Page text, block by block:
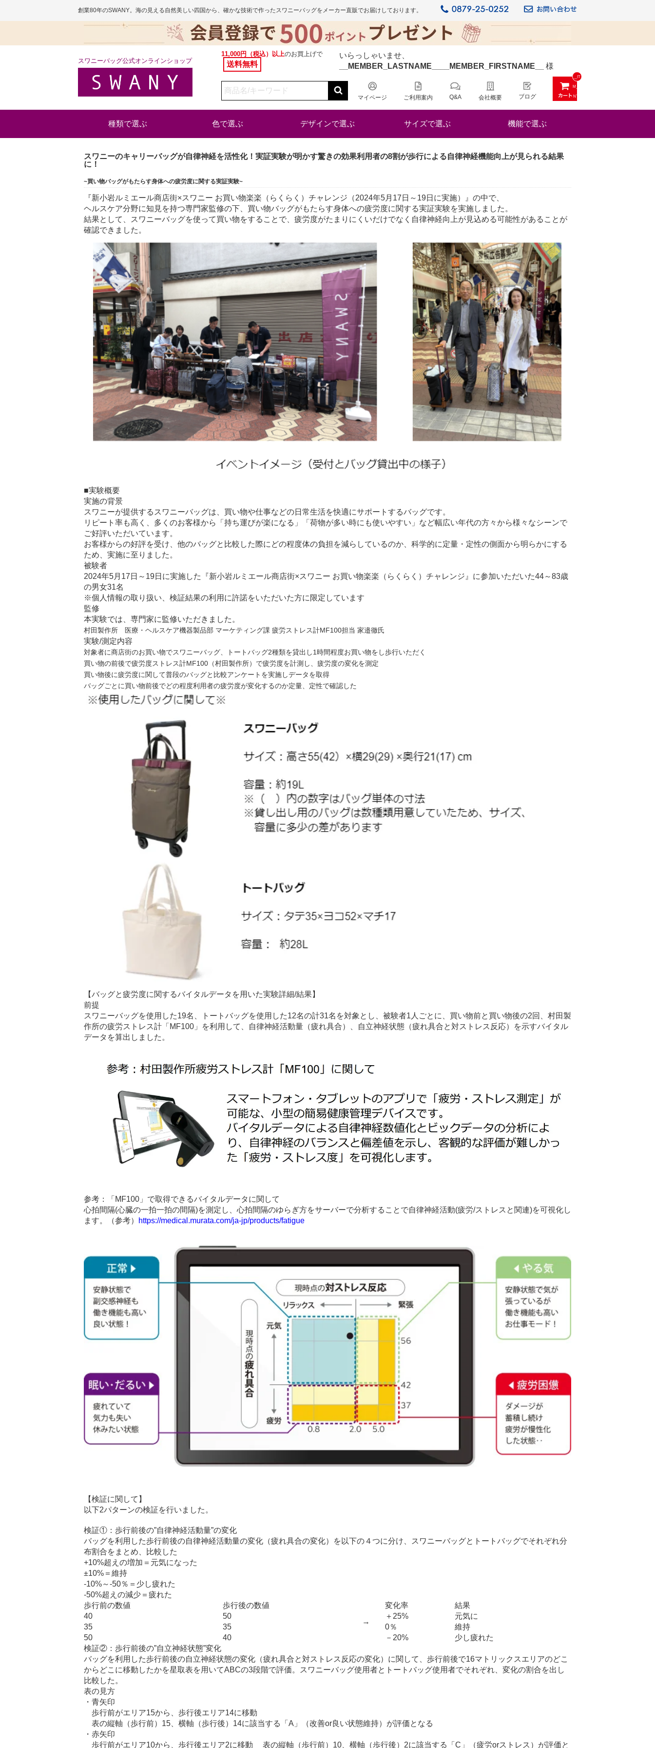
創業80年のSWANY。海の見える自然美しい四国から、確かな技術で作ったスワニーバッグをメーカー直販でお届けしております。
スワニーバッグ公式オンラインショップ
11,000円（税込）以上のお買上げで
送料無料
いらっしゃいませ、
__MEMBER_LASTNAME__
__MEMBER_FIRSTNAME__ 様
マイページ ご利用案内 Q&A 会社概要 ブログ
__IT
M_C
NT_
種類で選ぶ 色で選ぶ デザインで選ぶ サイズで選ぶ 機能で選ぶ
スワニーのキャリーバッグが自律神経を活性化！実証実験が明かす驚きの効果利用者の8割が歩行による自律神経機能向上が見られる結果
に！
~買い物バッグがもたらす身体への疲労度に関する実証実験~
『新小岩ルミエール商店街×スワニー お買い物楽楽（らくらく）チャレンジ（2024年5月17日～19日に実施）』の中で、
ヘルスケア分野に知見を持つ専門家監修の下、買い物バッグがもたらす身体への疲労度に関する実証実験を実施しました。
結果として、スワニーバッグを使って買い物をすることで、疲労度がたまりにくいだけでなく自律神経向上が見込める可能性があることが
確認できました。
■実験概要
実施の背景
スワニーが提供するスワニーバッグは、買い物や仕事などの日常生活を快適にサポートするバッグです。
リピート率も高く、多くのお客様から「持ち運びが楽になる」「荷物が多い時にも使いやすい」など幅広い年代の方々から様々なシーンで
ご好評いただいています。
お客様からの好評を受け、他のバッグと比較した際にどの程度体の負担を減らしているのか、科学的に定量・定性の側面から明らかにする
ため、実施に至りました。
被験者
2024年5月17日～19日に実施した『新小岩ルミエール商店街×スワニー お買い物楽楽（らくらく）チャレンジ』に参加いただいた44～83歳
の男女31名
※個人情報の取り扱い、検証結果の利用に許諾をいただいた方に限定しています
監修
本実験では、専門家に監修いただきました。
村田製作所 医療・ヘルスケア機器製品部 マーケティング課 疲労ストレス計MF100担当 家邉徹氏
実験/測定内容
対象者に商店街のお買い物でスワニーバッグ、トートバッグ2種類を貸出し1時間程度お買い物をし歩行いただく
買い物の前後で疲労度ストレス計MF100（村田製作所）で疲労度を計測し、疲労度の変化を測定
買い物後に疲労度に関して普段のバッグと比較アンケートを実施しデータを取得
バッグごとに買い物前後でどの程度利用者の疲労度が変化するのか定量、定性で確認した
【バッグと疲労度に関するバイタルデータを用いた実験詳細/結果】
前提
スワニーバッグを使用した19名、トートバッグを使用した12名の計31名を対象とし、被験者1人ごとに、買い物前と買い物後の2回、村田製
作所の疲労ストレス計「MF100」を利用して、自律神経活動量（疲れ具合）、自立神経状態（疲れ具合と対ストレス反応）を示すバイタル
データを算出しました。
参考：「MF100」で取得できるバイタルデータに関して
心拍間隔(心臓の一拍一拍の間隔)を測定し、心拍間隔のゆらぎ方をサーバーで分析することで自律神経活動(疲労/ストレスと関連)を可視化し
ます。（参考）
https://medical.murata.com/ja-jp/products/fatigue
【検証に関して】
以下2パターンの検証を行いました。
検証①：歩行前後の”自律神経活動量”の変化
バッグを利用した歩行前後の自律神経活動量の変化（疲れ具合の変化）を以下の４つに分け、スワニーバッグとトートバッグでそれぞれ分
布割合をまとめ、比較した
+10%超えの増加＝元気になった
±10%＝維持
-10%～-50％＝少し疲れた
-50%超えの減少＝疲れた
歩行前の数値
歩行後の数値
→
変化率
結果
40
50 ＋25%
元気に
35
35 0％
維持
50
40 －20%
少し疲れた
検証②：歩行前後の”自立神経状態”変化
バッグを利用した歩行前後の自立神経状態の変化（疲れ具合と対ストレス反応の変化）に関して、歩行前後で16マトリックスエリアのどこ
からどこに移動したかを星取表を用いてABCの3段階で評価。スワニーバッグ使用者とトートバッグ使用者でそれぞれ、変化の割合を出し
比較した。
表の見方
・青矢印
歩行前がエリア15から、歩行後エリア14に移動
表の縦軸（歩行前）15、横軸（歩行後）14に該当する「A」（改善or良い状態維持）が評価となる
・赤矢印
歩行前がエリア10から、歩行後エリア2に移動 表の縦軸（歩行前）10、横軸（歩行後）2に該当する「C」（疲労orストレス）が評価と